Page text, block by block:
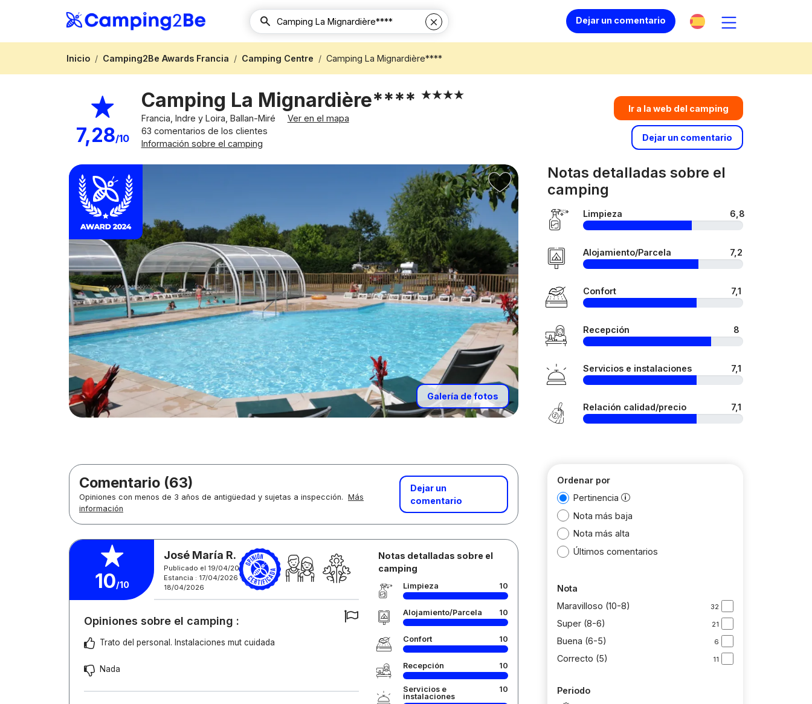
Dejar un comentario
Inicio Camping2Be Awards Francia Camping Centre Camping La Mignardière****
7,28/10
Camping La Mignardière****
Francia, Indre y Loira, Ballan-Miré
Ver en el mapa
63 comentarios de los clientes
Información sobre el camping
Ir a la web del camping
Dejar un comentario
Galería de fotos
Notas detalladas sobre el
camping
Limpieza 6,8
Alojamiento/Parcela 7,2
Confort 7,1
Recepción 8
Servicios e instalaciones 7,1
Relación calidad/precio 7,1
Comentario (63)
Opiniones con menos de 3 años de antigüedad y sujetas a inspección. Más
información
Dejar un
comentario
10/10
José María R.
Publicado el 19/04/2026
Estancia : 17/04/2026 -
18/04/2026
Opiniones sobre el camping :
Trato del personal. Instalaciones mut cuidada
Nada
Notas detalladas sobre el
camping
Limpieza 10
Alojamiento/Parcela 10
Confort 10
Recepción 10
Servicios e
instalaciones
10
Ordenar por
Pertinencia
Nota más baja
Nota más alta
Últimos comentarios
Nota
Maravilloso (10-8)
32
Super (8-6) 21
Buena (6-5) 6
Correcto (5) 11
Periodo